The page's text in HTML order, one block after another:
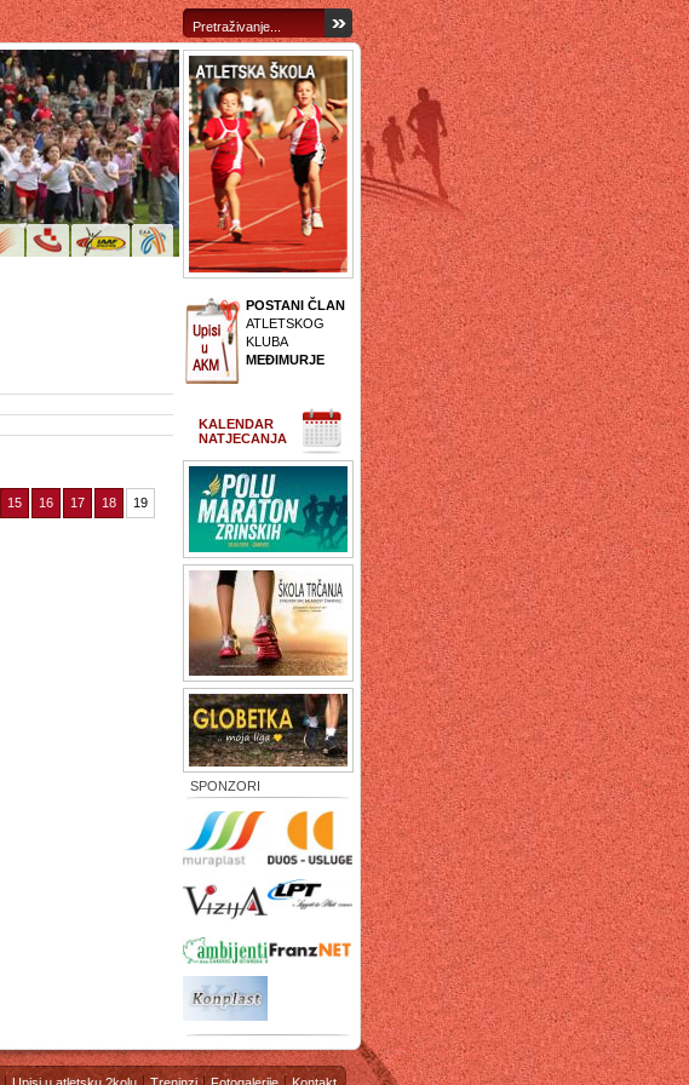
POSTANI ČLAN
ATLETSKOG
KLUBA
MEĐIMURJE
KALENDAR
NATJECANJA
SPONZORI
15 16 17 18 19